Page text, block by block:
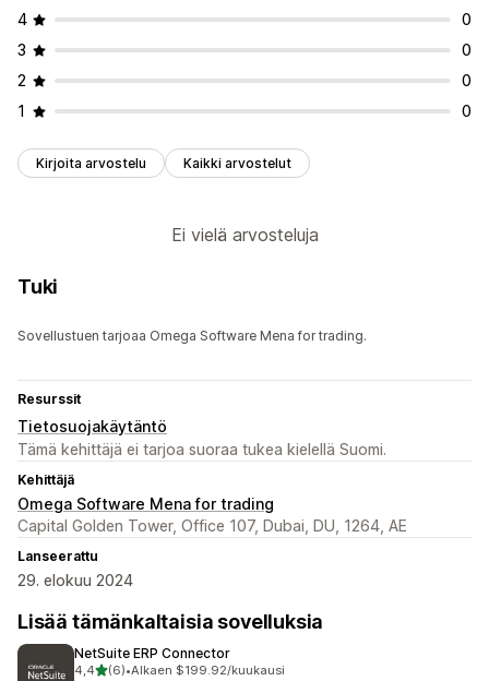
4
0
3
0
2
0
1
0
Kirjoita arvostelu Kaikki arvostelut
Ei vielä arvosteluja
Tuki
Sovellustuen tarjoaa Omega Software Mena for trading.
Resurssit
Tietosuojakäytäntö
Tämä kehittäjä ei tarjoa suoraa tukea kielellä Suomi.
Kehittäjä
Omega Software Mena for trading
Capital Golden Tower, Office 107, Dubai, DU, 1264, AE
Lanseerattu
29. elokuu 2024
Lisää tämänkaltaisia sovelluksia
NetSuite ERP Connector
4,4/ 5 tähteä
(6)
6 arvostelua yhteensä
•Alkaen $199.92/kuukausi